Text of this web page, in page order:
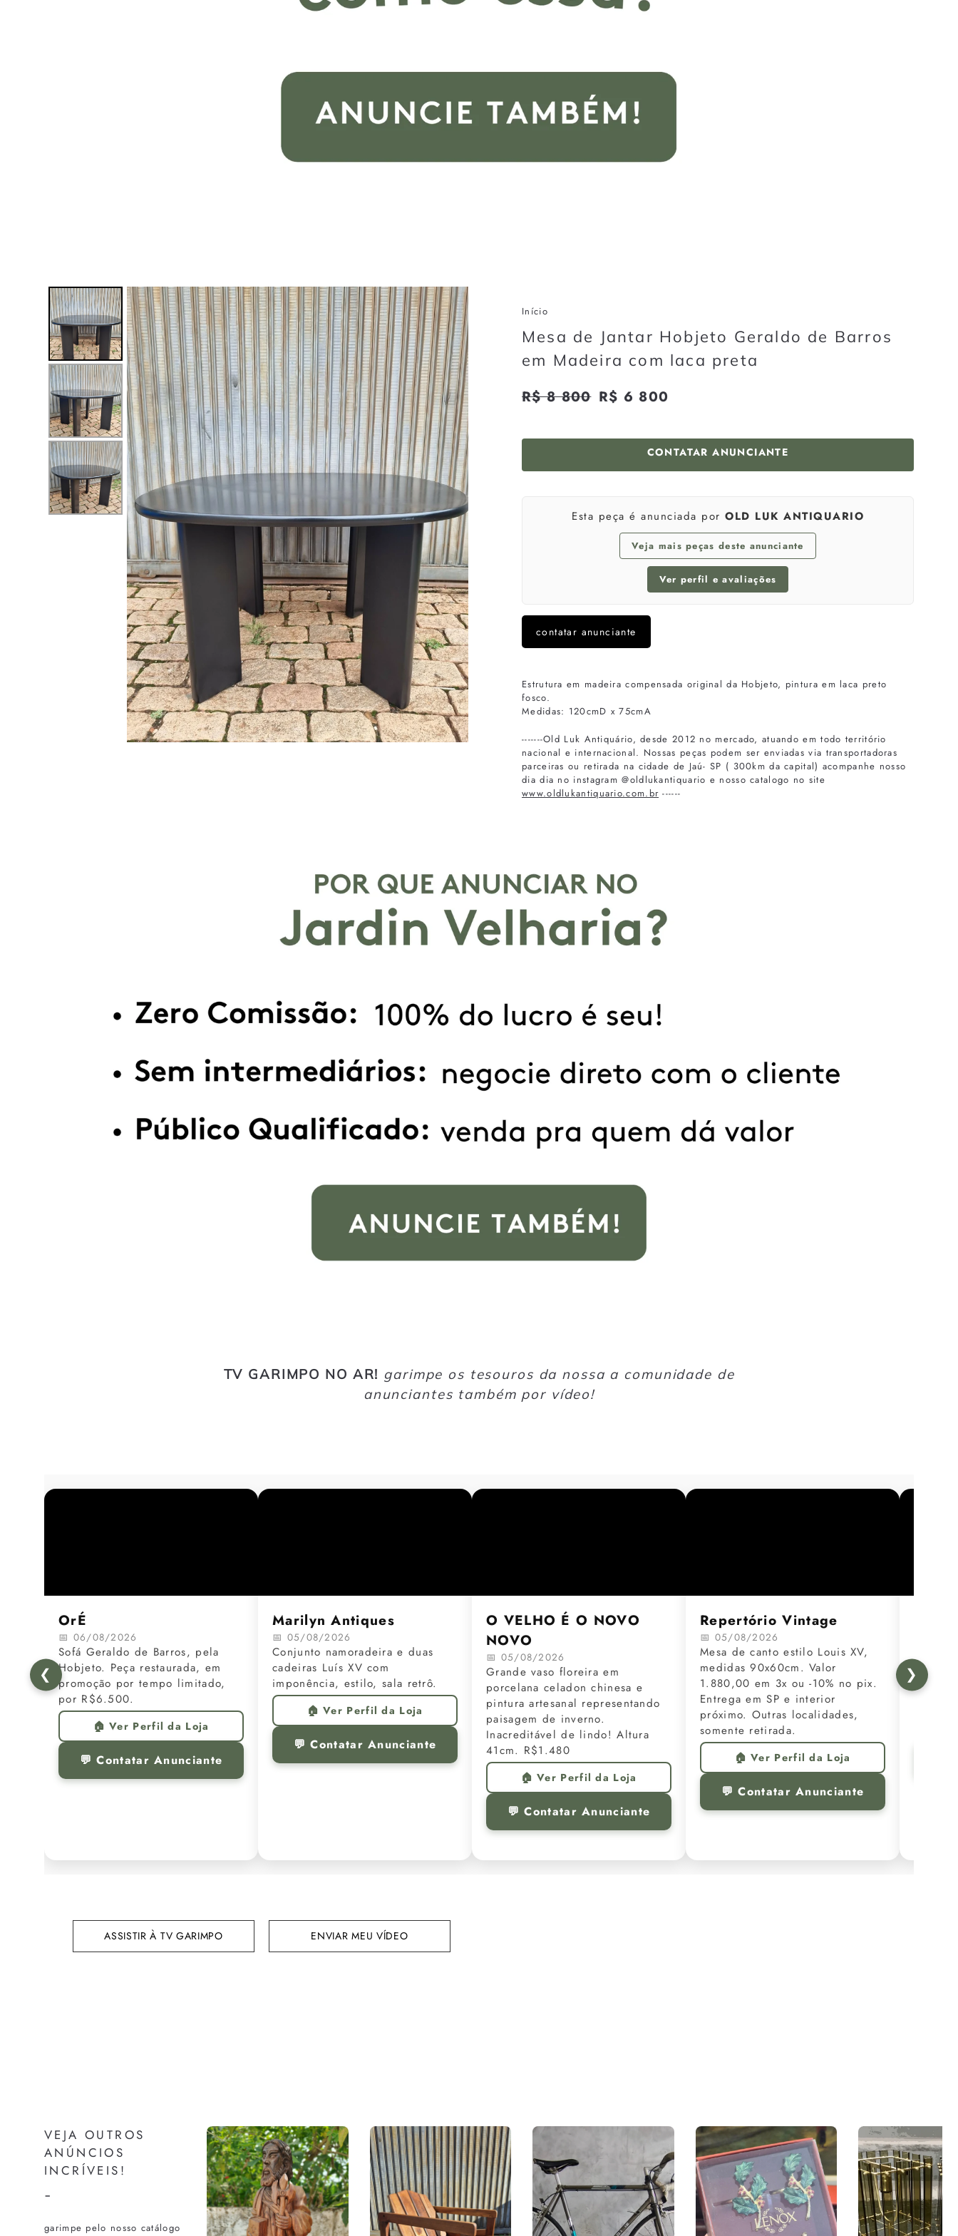
Início
Mesa de Jantar Hobjeto Geraldo de Barros
em Madeira com laca preta
Preço
normal
R$ 8 800R$
800
Preço
promocional
R$ 6 800
800
CONTATAR ANUNCIANTE
Esta peça é anunciada por OLD LUK ANTIQUARIO
Veja mais peças deste anunciante
Ver perfil e avaliações
contatar anunciante
Estrutura em madeira compensada original da Hobjeto, pintura em laca preto
fosco.
Medidas: 120cmD x 75cmA
-------Old Luk Antiquário, desde 2012 no mercado, atuando em todo território
nacional e internacional. Nossas peças podem ser enviadas via transportadoras
parceiras ou retirada na cidade de Jaú- SP ( 300km da capital) acompanhe nosso
dia dia no instagram @oldlukantiquario e nosso catalogo no site
www.oldlukantiquario.com.br ------
TV GARIMPO NO AR! garimpe os tesouros da nossa a comunidade de
anunciantes também por vídeo!
❮
OrÉ
📅 06/08/2026
Sofá Geraldo de Barros, pela
Hobjeto. Peça restaurada, em
promoção por tempo limitado,
por R$6.500.
🏠 Ver Perfil da Loja
💬 Contatar Anunciante
Marilyn Antiques
📅 05/08/2026
Conjunto namoradeira e duas
cadeiras Luís XV com
imponência, estilo, sala retrô.
🏠 Ver Perfil da Loja
💬 Contatar Anunciante
O VELHO É O NOVO
NOVO
📅 05/08/2026
Grande vaso floreira em
porcelana celadon chinesa e
pintura artesanal representando
paisagem de inverno.
Inacreditável de lindo! Altura
41cm. R$1.480
🏠 Ver Perfil da Loja
💬 Contatar Anunciante
Repertório Vintage
📅 05/08/2026
Mesa de canto estilo Louis XV,
medidas 90x60cm. Valor
1.880,00 em 3x ou -10% no pix.
Entrega em SP e interior
próximo. Outras localidades,
somente retirada.
🏠 Ver Perfil da Loja
💬 Contatar Anunciante
❯
ASSISTIR À TV GARIMPO ENVIAR MEU VÍDEO
VEJA OUTROS
ANÚNCIOS
INCRÍVEIS!
-
garimpe pelo nosso catálogo